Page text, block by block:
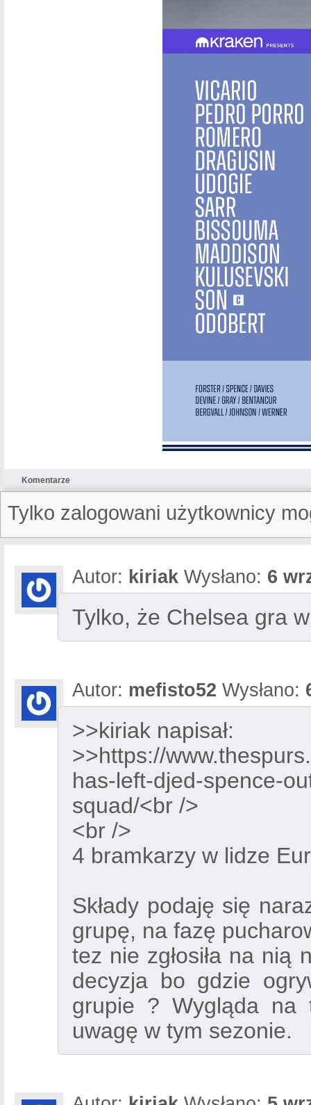
Komentarze
Tylko zalogowani użytkownicy
Autor: kiriak Wysłano: 6
Tylko, że Chelsea gra
Autor: mefisto52 Wysłano:
>>kiriak napisał:
>>https://
has-left-djed-spence-
squad/<br />
<br />
4 bramkarzy w lidze
Składy podaję się
grupę, na fazę
tez nie zgłosiła na nią
decyzja bo gdzie
grupie ? Wygląda
uwagę w tym sezonie.